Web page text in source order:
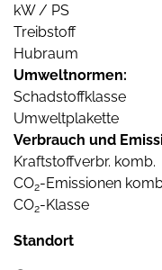
kW / PS
Treibstoff
Hubraum
Umweltnormen:
Schadstoffklasse
Umweltplakette
Verbrauch und
Kraftstoffverbr. komb.
CO2-Emissionen
CO2-Klasse
Standort